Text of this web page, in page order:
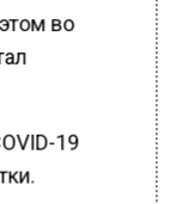
во
19